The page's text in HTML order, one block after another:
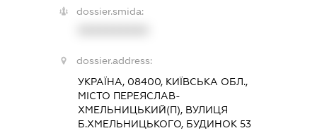
dossier.smida:
dossier.address:
УКРАЇНА, 08400, КИЇВСЬКА ОБЛ.,
МІСТО ПЕРЕЯСЛАВ-
ХМЕЛЬНИЦЬКИЙ(П), ВУЛИЦЯ
Б.ХМЕЛЬНИЦЬКОГО, БУДИНОК 53